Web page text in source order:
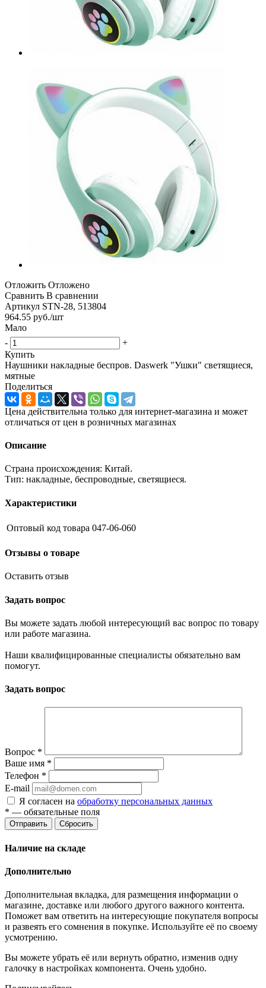
Отложить Отложено
Сравнить В сравнении
Артикул STN-28, 513804
964.55 руб./шт
Мало
-
+
Купить
Наушники накладные беспров. Daswerk "Ушки" светящиеся,
мятные
Поделиться
Цена действительна только для интернет-магазина и может
отличаться от цен в розничных магазинах
Описание
Страна происхождения: Китай.
Тип: накладные, беспроводные, светящиеся.
Характеристики
Оптовый код товара 047-06-060
Отзывы о товаре
Оставить отзыв
Задать вопрос
Вы можете задать любой интересующий вас вопрос по товару
или работе магазина.
Наши квалифицированные специалисты обязательно вам
помогут.
Задать вопрос
Вопрос *
Ваше имя *
Телефон *
E-mail
Я согласен на обработку персональных данных
* — обязательные поля
Отправить Сбросить
Наличие на складе
Дополнительно
Дополнительная вкладка, для размещения информации о
магазине, доставке или любого другого важного контента.
Поможет вам ответить на интересующие покупателя вопросы
и развеять его сомнения в покупке. Используйте её по своему
усмотрению.
Вы можете убрать её или вернуть обратно, изменив одну
галочку в настройках компонента. Очень удобно.